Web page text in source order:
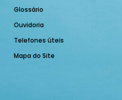
Glossário
Ouvidoria
Telefones úteis
Mapa do Site